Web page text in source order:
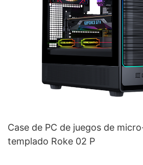
Case de PC de juegos de
templado Roke 02 P